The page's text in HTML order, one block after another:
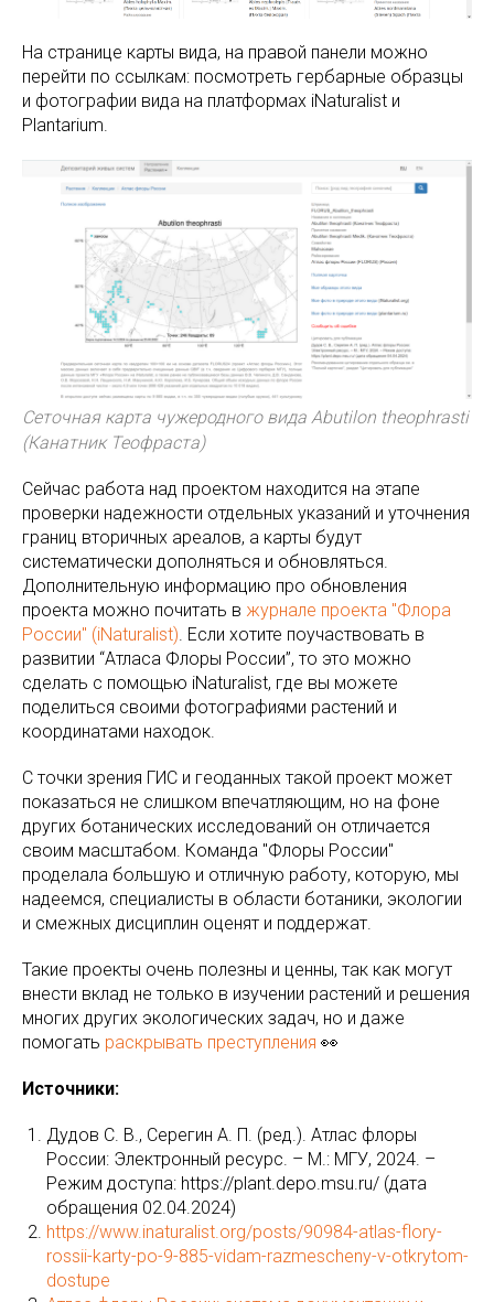
На странице карты вида, на правой панели можно
перейти по ссылкам: посмотреть гербарные образцы
и фотографии вида на платформах iNaturalist и
Plantarium.
Сеточная карта чужеродного вида Abutilon theophrasti
(Канатник Теофраста)
Сейчас работа над проектом находится на этапе
проверки надежности отдельных указаний и уточнения
границ вторичных ареалов, а карты будут
систематически дополняться и обновляться.
Дополнительную информацию про обновления
проекта можно почитать в журнале проекта "Флора
России" (iNaturalist). Если хотите поучаствовать в
развитии “Атласа Флоры России”, то это можно
сделать с помощью iNaturalist, где вы можете
поделиться своими фотографиями растений и
координатами находок.
С точки зрения ГИС и геоданных такой проект может
показаться не слишком впечатляющим, но на фоне
других ботанических исследований он отличается
своим масштабом. Команда "Флоры России"
проделала большую и отличную работу, которую, мы
надеемся, специалисты в области ботаники, экологии
и смежных дисциплин оценят и поддержат.
Такие проекты очень полезны и ценны, так как могут
внести вклад не только в изучении растений и решения
многих других экологических задач, но и даже
помогать раскрывать преступления 👀
Источники:
Дудов С. В., Серегин А. П. (ред.). Атлас флоры
России: Электронный ресурс. – М.: МГУ, 2024. –
Режим доступа: https://plant.depo.msu.ru/ (дата
обращения 02.04.2024)
https://www.inaturalist.org/posts/90984-atlas-flory-
rossii-karty-po-9-885-vidam-razmescheny-v-otkrytom-
dostupe